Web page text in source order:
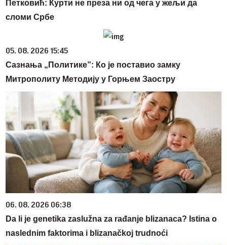
Петковић: Курти не преза ни од чега у жељи да
сломи Србе
05. 08. 2026 15:45
Сазнања „Политике”: Ко је поставио замку
Митрополиту Методију у Горњем Заостру
06. 08. 2026 06:38
Da li je genetika zaslužna za rađanje blizanaca? Istina o
naslednim faktorima i blizanačkoj trudnoći